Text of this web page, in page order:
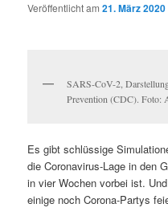
Veröffentlicht am21. März 2020
SARS-CoV-2,
Prevention (CDC). Foto:
Es gibt schlüssige
die Coronavirus-Lage in den
in vier Wochen vorbei ist.
einige noch Corona-Partys